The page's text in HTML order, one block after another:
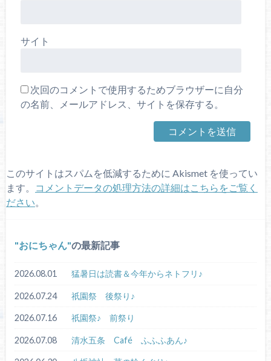
サイト
次回のコメントで使用するためブラウザーに自分
の名前、メールアドレス、サイトを保存する。
このサイトはスパムを低減するために Akismet を使ってい
ます。
コメントデータの処理方法の詳細はこちらをご覧く
ださい。
おにちゃん の最新記事
2026.08.01 猛暑日は読書＆今年からネトフリ♪
2026.07.24 祇園祭 後祭り♪
2026.07.16 祇園祭♪ 前祭り
2026.07.08 清水五条 Café ふふふあん♪